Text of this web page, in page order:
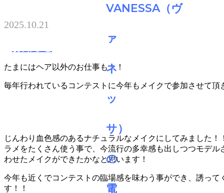
2025.10.21
たまにはヘア以外のお仕事も！！
毎年行われているコンテストに今年もメイクで参加させて頂
じんわり血色感のあるナチュラルなメイクにしてみました！
ラメをたくさん使う事で、今流行の多幸感も出しつつモデル
わせたメイクができたかなと思います！
今年も近くでコンテストの臨場感を味わう事ができ、誘って
す！！